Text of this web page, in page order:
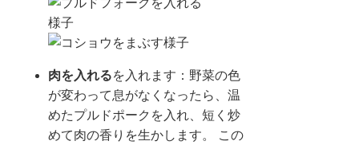
肉を入れるを入れます：野菜の色
が変わって息がなくなったら、温
めたプルドポークを入れ、短く炒
めて肉の香りを生かします。 この